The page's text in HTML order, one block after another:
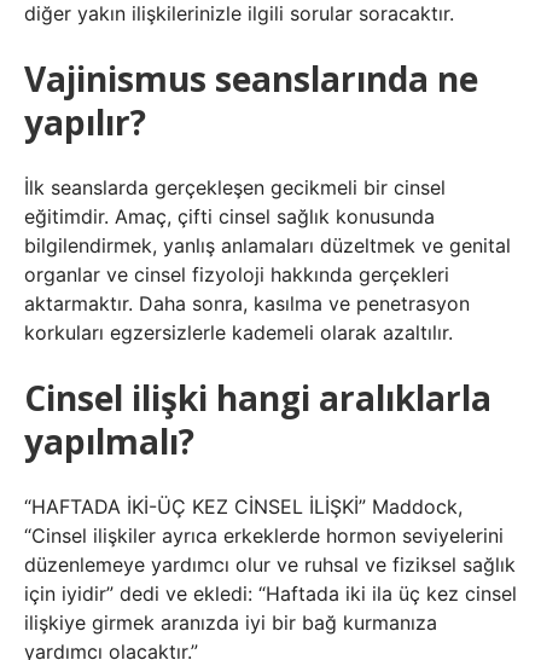
diğer yakın ilişkilerinizle ilgili sorular soracaktır.
Vajinismus seanslarında ne
yapılır?
İlk seanslarda gerçekleşen gecikmeli bir cinsel
eğitimdir. Amaç, çifti cinsel sağlık konusunda
bilgilendirmek, yanlış anlamaları düzeltmek ve genital
organlar ve cinsel fizyoloji hakkında gerçekleri
aktarmaktır. Daha sonra, kasılma ve penetrasyon
korkuları egzersizlerle kademeli olarak azaltılır.
Cinsel ilişki hangi aralıklarla
yapılmalı?
“HAFTADA İKİ-ÜÇ KEZ CİNSEL İLİŞKİ” Maddock,
“Cinsel ilişkiler ayrıca erkeklerde hormon seviyelerini
düzenlemeye yardımcı olur ve ruhsal ve fiziksel sağlık
için iyidir” dedi ve ekledi: “Haftada iki ila üç kez cinsel
ilişkiye girmek aranızda iyi bir bağ kurmanıza
yardımcı olacaktır.”